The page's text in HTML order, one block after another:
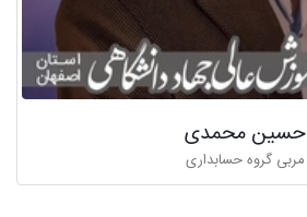
حسین محمدی
مربی گروه حسابداری